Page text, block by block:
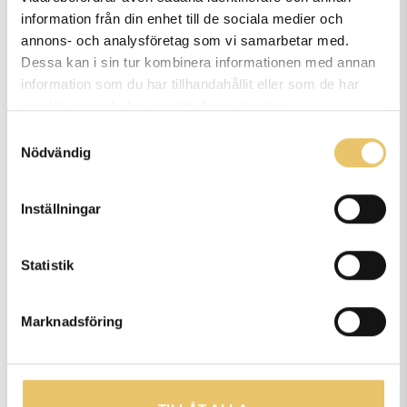
information från din enhet till de sociala medier och
annons- och analysföretag som vi samarbetar med.
Dessa kan i sin tur kombinera informationen med annan
information som du har tillhandahållit eller som de har
Nödvändig
Inställningar
Statistik
Marknadsföring
Kan man delbetala era kurser?
Kan både husse & matte vara
Är löptikar välkomna på era